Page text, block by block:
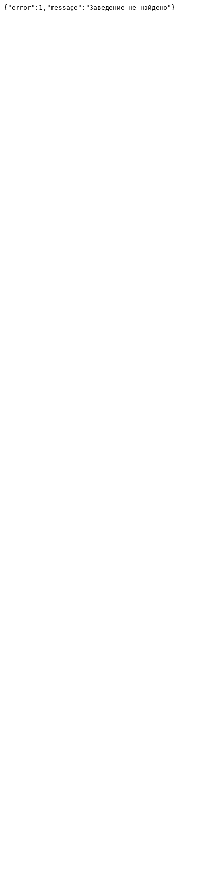
{"error":1,"message":"Заведение не найдено"}